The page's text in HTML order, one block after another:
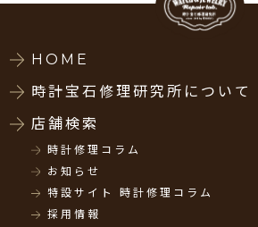
HOME
時計宝石修理研究所について
店舗検索
時計修理コラム
お知らせ
特設サイト 時計修理コラム
採用情報